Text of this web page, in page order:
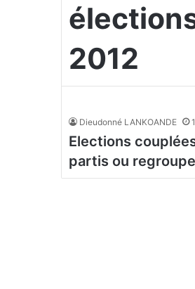
2012
Dieudonné LANKOANDE
Elections
partis ou